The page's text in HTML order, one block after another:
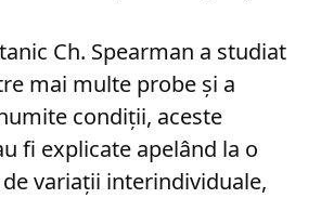
Ch. Spearman a studiat
mai multe probe și a
condiții, aceste
fi explicate apelând la o
variații interindividuale,